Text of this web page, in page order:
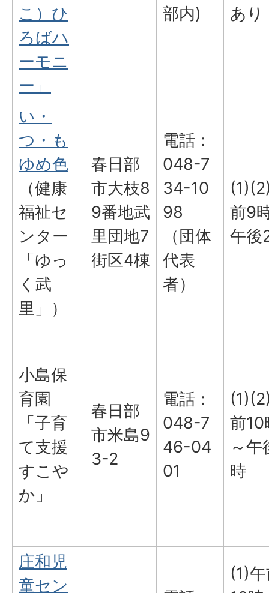
こ）ひ
ろばハ
ーモニ
ー」
部内)
あり
い・
つ・も
ゆめ色
（健康
福祉セ
ンター
「ゆっ
く武
里」）
春日部
市大枝8
9番地武
里団地7
街区4棟
電話：
048-7
34-10
98
（団体
代表
者）
前9
午後
小島保
育園
「子育
て支援
すこや
か」
春日部
市米島9
3-2
電話：
048-7
46-04
01
前10
～午
時
庄和児
童セン
(1)